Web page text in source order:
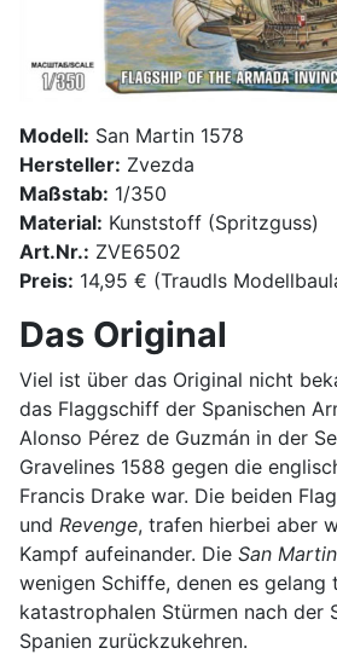
Modell: San Martin 1578
Hersteller: Zvezda
Maßstab: 1/350
Material: Kunststoff (Spritzguss)
Art.Nr.: ZVE6502
Preis: 14,95 € (Traudls
Das Original
Viel ist über das Original nicht
das Flaggschiff der Spanischen
Alonso Pérez de Guzmán in der
Gravelines 1588 gegen die
Francis Drake war. Die beiden
und Revenge, trafen hierbei aber
Kampf aufeinander. Die San Martin
wenigen Schiffe, denen es gelang
katastrophalen Stürmen nach der
Spanien zurückzukehren.